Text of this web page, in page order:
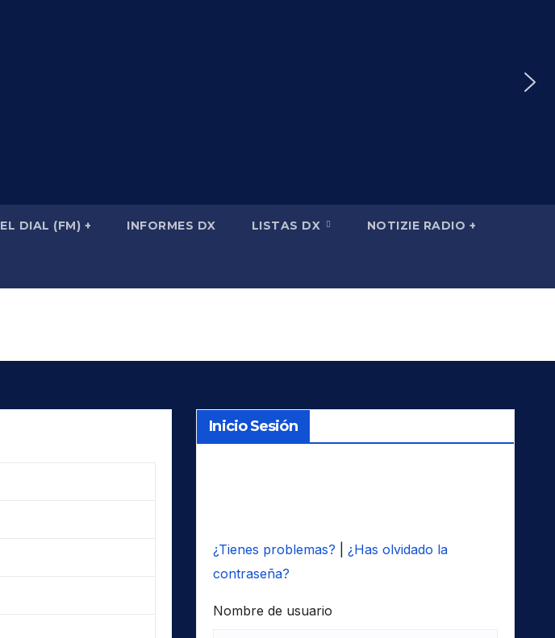
EL DIAL (FM) + INFORMES DX LISTAS DX NOTIZIE RADIO +
Inicio Sesión
¿Tienes problemas?
¿Has olvidado la
contraseña?
Nombre de usuario